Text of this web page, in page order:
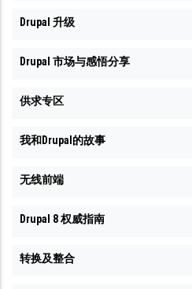
Drupal 升级
Drupal 市场与感悟分享
供求专区
我和Drupal的故事
无线前端
Drupal 8 权威指南
转换及整合